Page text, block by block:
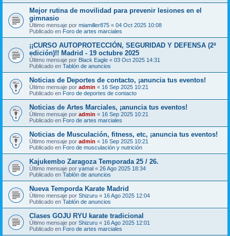
Mejor rutina de movilidad para prevenir lesiones en el
gimnasio
Último mensaje por miamiller875 « 04 Oct 2025 10:08
Publicado en Foro de artes marciales
¡¡CURSO AUTOPROTECCIÓN, SEGURIDAD Y DEFENSA (2ª
edición)!! Madrid - 19 octubre 2025
Último mensaje por Black Eagle « 03 Oct 2025 14:31
Publicado en Tablón de anuncios
Noticias de Deportes de contacto, ¡anuncia tus eventos!
Último mensaje por admin « 16 Sep 2025 10:21
Publicado en Foro de deportes de contacto
Noticias de Artes Marciales, ¡anuncia tus eventos!
Último mensaje por admin « 16 Sep 2025 10:21
Publicado en Foro de artes marciales
Noticias de Musculación, fitness, etc, ¡anuncia tus eventos!
Último mensaje por admin « 16 Sep 2025 10:21
Publicado en Foro de musculación y nutrición
Kajukembo Zaragoza Temporada 25 / 26.
Último mensaje por yamal « 26 Ago 2025 18:34
Publicado en Tablón de anuncios
Nueva Temporda Karate Madrid
Último mensaje por Shizuru « 16 Ago 2025 12:04
Publicado en Tablón de anuncios
Clases GOJU RYU karate tradicional
Último mensaje por Shizuru « 16 Ago 2025 12:01
Publicado en Foro de artes marciales